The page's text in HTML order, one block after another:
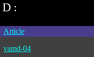
:
Article
vamd-04